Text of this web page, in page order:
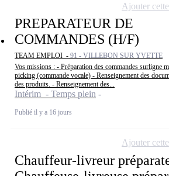
PREPARATEUR DE
COMMANDES (H/F)
TEAM EMPLOI - 91 - VILLEBON SUR YVETTE
Vos missions : - Préparation des commandes surligne
picking (commande vocale) - Renseignement des
des produits. - Renseignement des...
Intérim - Temps plein
Publié il y a 16 jours
Ajouter
Chauffeur-livreur
Ajouter